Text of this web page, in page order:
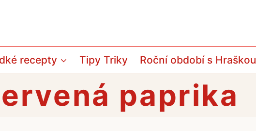
recepty Tipy Triky Roční období s Hraškou
paprika